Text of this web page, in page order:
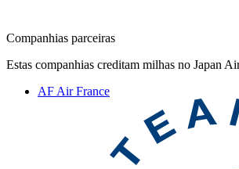
Companhias parceiras
Estas companhias creditam milhas no Japan
AF Air France